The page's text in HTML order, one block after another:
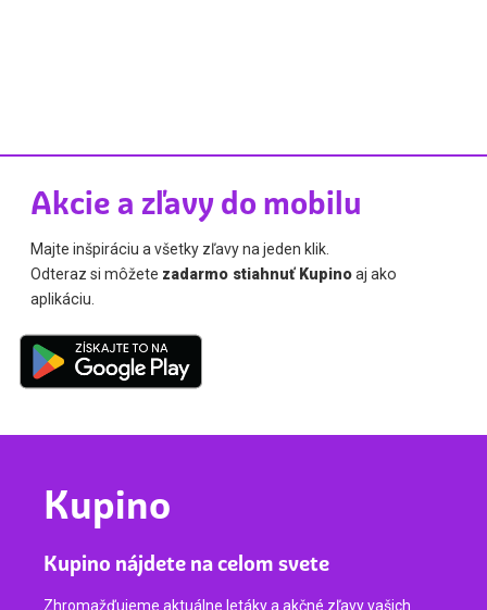
Akcie a zľavy do mobilu
Majte inšpiráciu a všetky zľavy na jeden klik.
Odteraz si môžete zadarmo stiahnuť Kupinoaj ako
aplikáciu.
Kupino
Kupino nájdete na celom svete
Zhromažďujeme aktuálne letáky a akčné zľavy vašich